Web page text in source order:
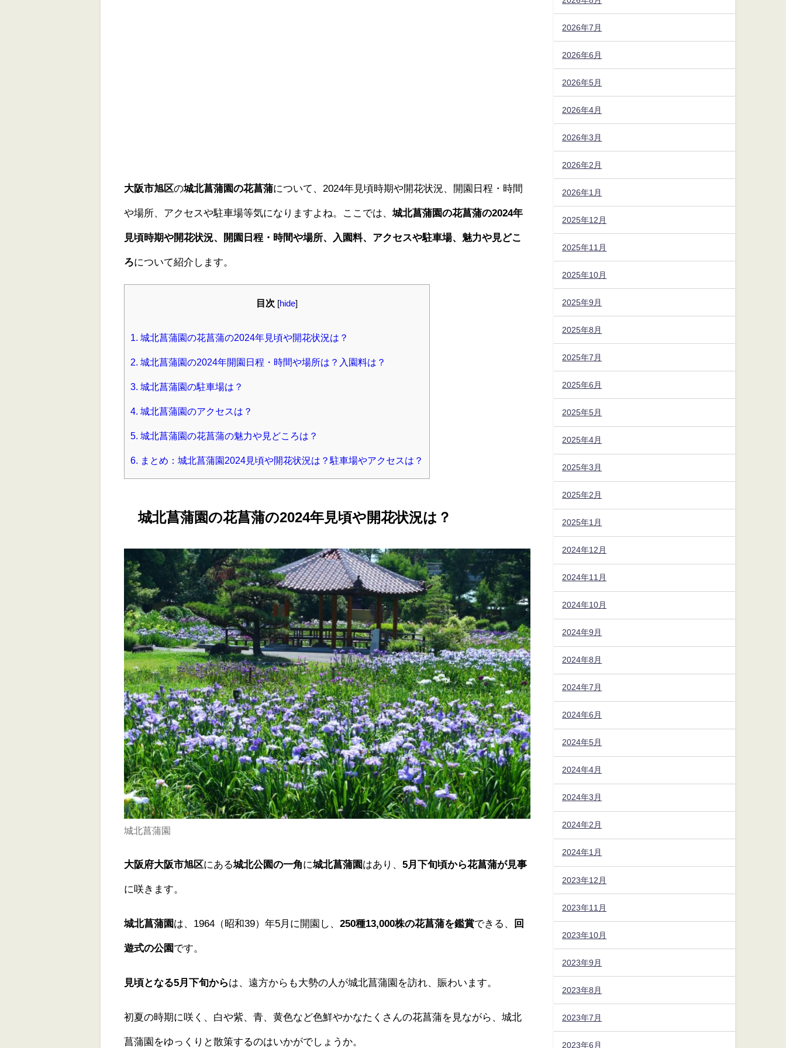
大阪市旭区の城北菖蒲園の花菖蒲について、2024年見頃時期や開花状況、開園日程・時間
や場所、アクセスや駐車場等気になりますよね。ここでは、城北菖蒲園の花菖蒲の2024年
見頃時期や開花状況、開園日程・時間や場所、入園料、アクセスや駐車場、魅力や見どこ
ろについて紹介します。
目次 hide
1. 城北菖蒲園の花菖蒲の2024年見頃や開花状況は？
2. 城北菖蒲園の2024年開園日程・時間や場所は？入園料は？
3. 城北菖蒲園の駐車場は？
4. 城北菖蒲園のアクセスは？
5. 城北菖蒲園の花菖蒲の魅力や見どころは？
6. まとめ：城北菖蒲園2024見頃や開花状況は？駐車場やアクセスは？
城北菖蒲園の花菖蒲の2024年見頃や開花状況は？
城北菖蒲園
大阪府大阪市旭区にある城北公園の一角に城北菖蒲園はあり、5月下旬頃から花菖蒲が見事
に咲きます。
城北菖蒲園は、1964（昭和39）年5月に開園し、250種13,000株の花菖蒲を鑑賞できる、 回
遊式の公園です。
見頃となる5月下旬からは、遠方からも大勢の人が城北菖蒲園を訪れ、賑わいます。
初夏の時期に咲く、白や紫、青、黄色など色鮮やかなたくさんの花菖蒲を見ながら、城北
菖蒲園をゆっくりと散策するのはいかがでしょうか。
2026年7月
2026年6月
2026年5月
2026年4月
2026年3月
2026年2月
2026年1月
2025年12月
2025年11月
2025年10月
2025年9月
2025年8月
2025年7月
2025年6月
2025年5月
2025年4月
2025年3月
2025年2月
2025年1月
2024年12月
2024年11月
2024年10月
2024年9月
2024年8月
2024年7月
2024年6月
2024年5月
2024年4月
2024年3月
2024年2月
2024年1月
2023年12月
2023年11月
2023年10月
2023年9月
2023年8月
2023年7月
2023年6月